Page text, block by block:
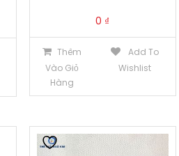
0 ₫
Thêm
Vào Giỏ
Hàng
Add To
Wishlist